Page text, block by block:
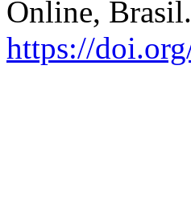
Online,
https://